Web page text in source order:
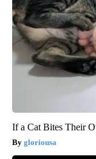
If a Cat Bites Their
gloriousa